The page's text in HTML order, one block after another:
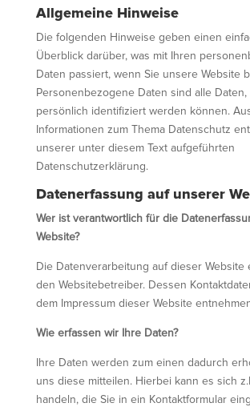
Allgemeine Hinweise
Die folgenden Hinweise geben einen
Überblick darüber, was mit Ihren
Daten passiert, wenn Sie unsere Website
Personenbezogene Daten sind alle
persönlich identifiziert werden können.
Informationen zum Thema Datenschutz
unserer unter diesem Text aufgeführten
Datenschutzerklärung.
Datenerfassung auf unserer
Wer ist verantwortlich für die
Website?
Die Datenverarbeitung auf dieser Website
den Websitebetreiber. Dessen
dem Impressum dieser Website
Wie erfassen wir Ihre Daten?
Ihre Daten werden zum einen dadurch
uns diese mitteilen. Hierbei kann es sich
handeln, die Sie in ein Kontaktformular